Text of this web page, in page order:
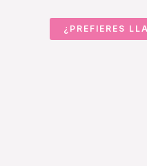
¿PREFIERES